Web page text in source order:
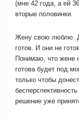
(мне 42 года, а ей
вторые половинки.
Жену свою люблю.
готов. И они не
Понимаю, что жене
готова будет под
только чтобы
решение уже